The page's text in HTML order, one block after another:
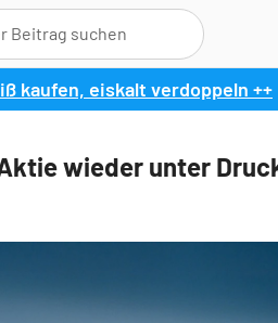
kaufen, eiskalt verdoppeln ++
wieder unter